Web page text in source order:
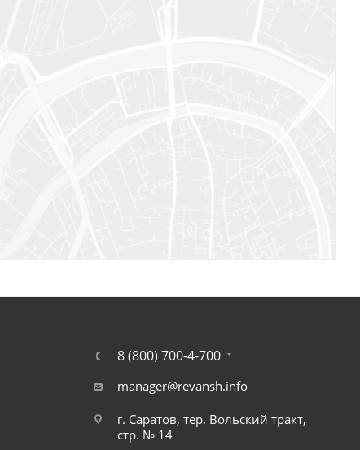
8 (800) 700-4-700
manager@revansh.info
г. Саратов, тер. Вольский тракт,
стр. № 14